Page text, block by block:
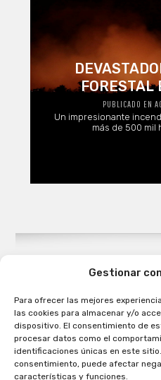
Gestionar
Para ofrecer las mejores
las cookies para almacenar y/o
dispositivo. El consentimiento de
procesar datos como el
identificaciones únicas en este
consentimiento, puede afectar
características y funciones.
FORESTAL
PUBLICADO EN
Un impresionante
más de 500 mil
Patagual Radio Digital 2026
reservados
la Radio de Verdad
Cobertura
Programación